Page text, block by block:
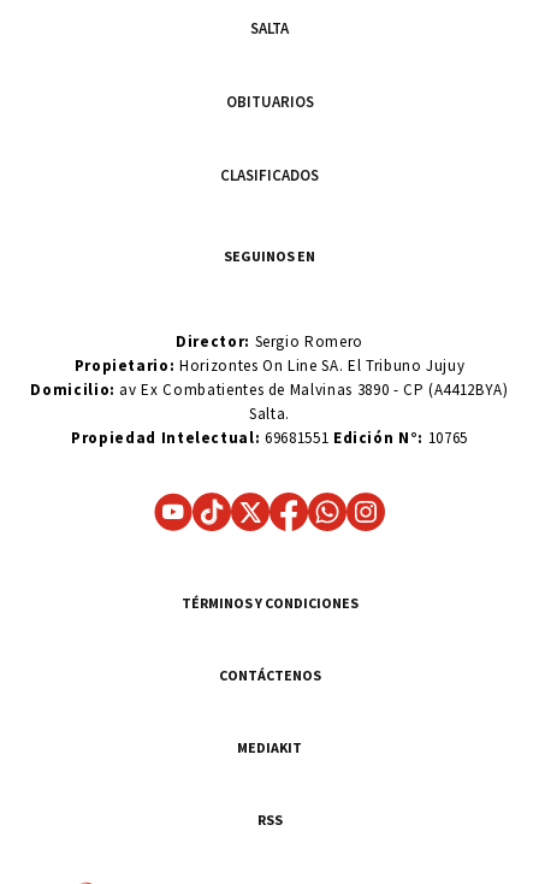
SALTA
OBITUARIOS
CLASIFICADOS
SEGUINOS EN
Director: Sergio Romero
Propietario:Horizontes On Line SA. El Tribuno Jujuy
Domicilio: av Ex Combatientes de Malvinas 3890 - CP (A4412BYA)
Salta.
Propiedad Intelectual: 69681551 Edición N°: 10765
TÉRMINOS Y CONDICIONES
CONTÁCTENOS
MEDIAKIT
RSS